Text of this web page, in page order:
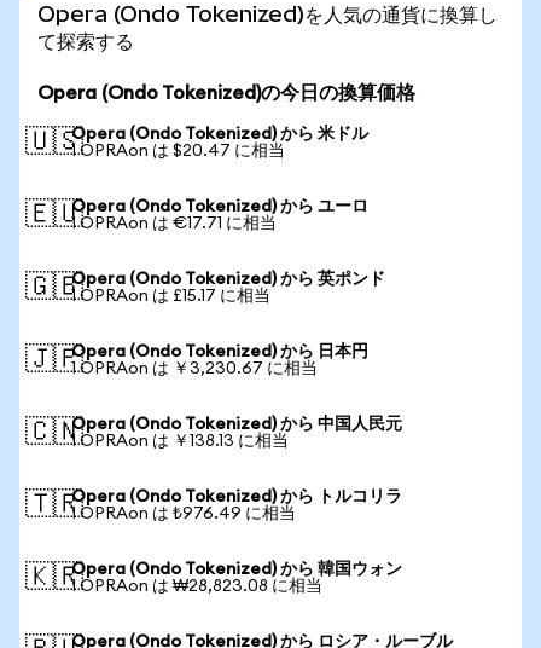
Opera (Ondo Tokenized)を人気の通貨に換算し
て探索する
Opera (Ondo Tokenized)の今日の換算価格
🇺🇸Opera (Ondo Tokenized) から 米ドル
1 OPRAon は $20.47 に相当
🇪🇺Opera (Ondo Tokenized) から ユーロ
1 OPRAon は €17.71 に相当
🇬🇧Opera (Ondo Tokenized) から 英ポンド
1 OPRAon は £15.17 に相当
🇯🇵Opera (Ondo Tokenized) から 日本円
1 OPRAon は ￥3,230.67 に相当
🇨🇳Opera (Ondo Tokenized) から 中国人民元
1 OPRAon は ￥138.13 に相当
🇹🇷Opera (Ondo Tokenized) から トルコリラ
1 OPRAon は ₺976.49 に相当
🇰🇷Opera (Ondo Tokenized) から 韓国ウォン
1 OPRAon は ₩28,823.08 に相当
Opera (Ondo Tokenized) から ロシア・ルーブル